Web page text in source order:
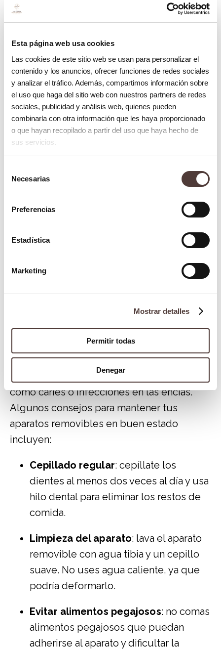
Esta página web usa cookies
Las cookies de este sitio web se usan para personalizar el
contenido y los anuncios, ofrecer funciones de redes sociales
y analizar el tráfico. Además, compartimos información sobre
el uso que haga del sitio web con nuestros partners de redes
sociales, publicidad y análisis web, quienes pueden
combinarla con otra información que les haya proporcionado
o que hayan recopilado a partir del uso que haya hecho de
sus servicios.
Necesarias
Preferencias
Estadística
Marketing
Mostrar detalles
Permitir todas
Denegar
discreción
aparatos removibles
pueden quitarse
comer y cepillarse
los dientes, lo que
facilita la higiene
dental.
No aptos para todos los
casos: Para casos más
puede ser más efectiva.
Estética:
alineadores
transparentes son
una opción discreta,
especialmente en
adultos.
Cumplimiento del
paciente : Es necesario que
el paciente use los aparatos
de manera constante para
obtener resultados óptimos.
Si no se utilizan de forma
adecuada, los resultados
pacientes con
leves a moderados.
experimentar incomodidad al
la ortodoncia removible
te orientarán sobre
las alternativas y cuál es el tratamiento más
adecuado según tus necesidades.
Mantener una buenahigiene dental
durante el tratamiento con ortodoncia
removible es crucial para evitar problemas
como caries o infecciones en las encías.
Algunos consejos para mantener tus
aparatos removibles en buen estado
incluyen:
Cepillado regular: cepíllate los
dientes al menos dos veces al día y usa
hilo dental para eliminar los restos de
comida.
Limpieza del aparato: lava el aparato
removible con agua tibia y un cepillo
suave. No uses agua caliente, ya que
podría deformarlo.
Evitar alimentos pegajosos: no comas
alimentos pegajosos que puedan
adherirse al aparato y dificultar la